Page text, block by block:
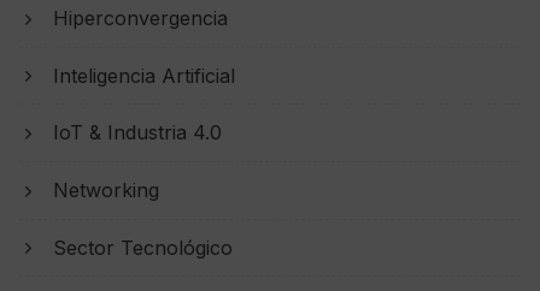
Hiperconvergencia
Inteligencia Artificial
IoT & Industria 4.0
Networking
Sector Tecnológico